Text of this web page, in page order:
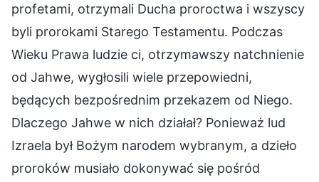
profetami, otrzymali Ducha proroctwa i wszyscy
byli prorokami Starego Testamentu. Podczas
Wieku Prawa ludzie ci, otrzymawszy natchnienie
od Jahwe, wygłosili wiele przepowiedni,
będących bezpośrednim przekazem od Niego.
Dlaczego Jahwe w nich działał? Ponieważ lud
Izraela był Bożym narodem wybranym, a dzieło
proroków musiało dokonywać się pośród